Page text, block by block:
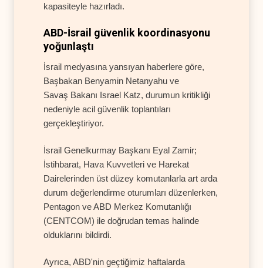
kapasiteyle hazırladı.
ABD-İsrail güvenlik koordinasyonu
yoğunlaştı
İsrail medyasına yansıyan haberlere göre,
Başbakan Benyamin Netanyahu ve
Savaş Bakanı Israel Katz, durumun kritikliği
nedeniyle acil güvenlik toplantıları
gerçekleştiriyor.
İsrail Genelkurmay Başkanı Eyal Zamir;
İstihbarat, Hava Kuvvetleri ve Harekat
Dairelerinden üst düzey komutanlarla art arda
durum değerlendirme oturumları düzenlerken,
Pentagon ve ABD Merkez Komutanlığı
(CENTCOM) ile doğrudan temas halinde
olduklarını bildirdi.
Ayrıca, ABD'nin geçtiğimiz haftalarda